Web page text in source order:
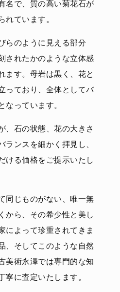
名で、質の高い菊花石が
れています。
らのように見える部分
されたかのような立体感
ます。母岩は黒く、花と
っており、全体としてバ
なっています。
、石の状態、花の大きさ
ランスを細かく拝見し、
ける価格をご提示いたし
同じものがない、唯一無
から、その希少性と美し
によって珍重されてきま
、そしてこのような自然
美術永澤では専門的な知
寧に査定いたします。